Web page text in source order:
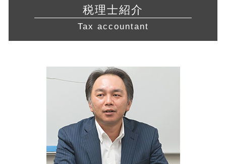
募集 設立
還付申告 必要書類
税理士 確定申告 費用
税金 対策
電子帳簿保存法 申請
リスクマネジメント 分析 手法
事業再生 コンサル
創業計画書 書き方
株式 譲渡
中小企業経営力強化資金 とは
中小企業再生支援協議会 とは
建設業 許認可
介護事業 許認可
飲食店 開業 流れ
宅地建物取引業 免許
経営相談 東京都 相談
起業支援 岐阜県 税理士 相談
起業支援 三重県 税理士 相談
起業支援 神奈川県 相談
経営相談 神奈川県 相談
会社設立 東京都 相談
起業支援 藤沢市 税理士 相談
営業 許認可 申請 岐阜県 相談
会社設立 相模原市 税理士
税務相談 川崎市 税理士 相談
経営相談 東京都 税理士 相談
税理士紹介
Tax accountant